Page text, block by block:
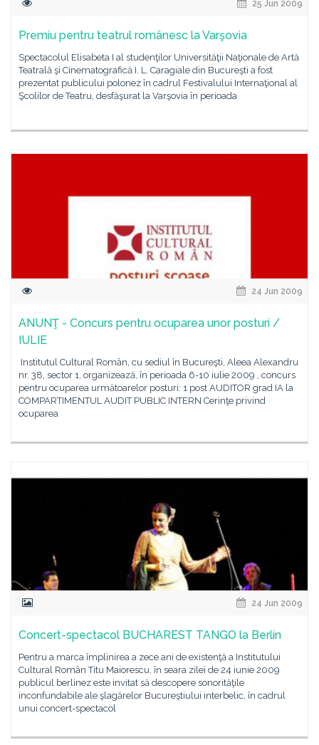
25 Jun 2009
Premiu pentru teatrul românesc la Varşovia
Spectacolul Elisabeta I al studenţilor Universităţii Naţionale de Artă
Teatrală şi Cinematografică I. L. Caragiale din Bucureşti a fost
prezentat publicului polonez în cadrul Festivalului Internaţional al
Şcolilor de Teatru, desfăşurat la Varşovia în perioada
24 Jun 2009
ANUNŢ - Concurs pentru ocuparea unor posturi /
IULIE
Institutul Cultural Român, cu sediul în Bucureşti, Aleea Alexandru
nr. 38, sector 1, organizează, în perioada 6-10 iulie 2009 , concurs
pentru ocuparea următoarelor posturi: 1 post AUDITOR grad IA la
COMPARTIMENTUL AUDIT PUBLIC INTERN Cerinţe privind
ocuparea
24 Jun 2009
Concert-spectacol BUCHAREST TANGO la Berlin
Pentru a marca împlinirea a zece ani de existenţă a Institutului
Cultural Român Titu Maiorescu, în seara zilei de 24 iunie 2009
publicul berlinez este invitat să descopere sonorităţile
inconfundabile ale şlagărelor Bucureştiului interbelic, în cadrul
unui concert-spectacol